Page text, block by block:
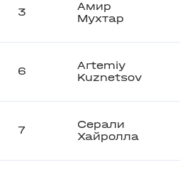
3
Амир
Мухтар
6
Artemiy
Kuznetsov
7
Серали
Хайролла